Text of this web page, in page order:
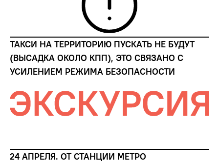
ТАКСИ НА ТЕРРИТОРИЮ ПУСКАТЬ НЕ БУДУТ
(ВЫСАДКА ОКОЛО КПП), ЭТО СВЯЗАНО С
УСИЛЕНИЕМ РЕЖИМА БЕЗОПАСНОСТИ
24 АПРЕЛЯ. ОТ СТАНЦИИ МЕТРО